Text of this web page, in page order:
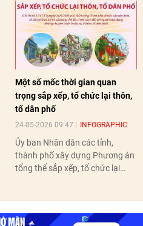
Một số mốc thời gian quan
trọng sắp xếp, tổ chức lại thôn,
tổ dân phố
24-05-2026 09:47 INFOGRAPHIC
Ủy ban Nhân dân các tỉnh,
thành phố xây dựng Phương án
tổng thể sắp xếp, tổ chức lại